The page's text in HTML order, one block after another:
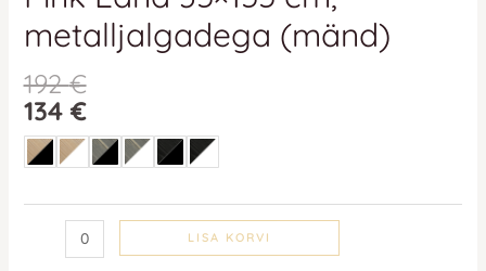
metalljalgadega (mänd)
192€
134€
LISA KORVI